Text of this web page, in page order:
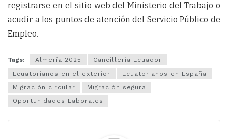
registrarse en el sitio web del Ministerio del Trabajo o
acudir a los puntos de atención del Servicio Público de
Empleo.
Tags: Almería 2025
Cancillería Ecuador
Ecuatorianos en el exterior
Ecuatorianos en España
Migración circular
Migración segura
Oportunidades Laborales